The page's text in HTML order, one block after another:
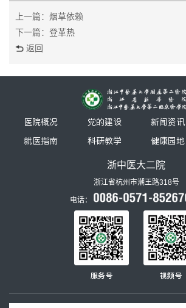
上一篇：烟草依赖
下一篇：登革热
返回
医院概况 党的建设 新闻资讯
就医指南
科研教学 健康园地
浙中医大二院
浙江省杭州市潮王路318号
电话：
服务号 视频号